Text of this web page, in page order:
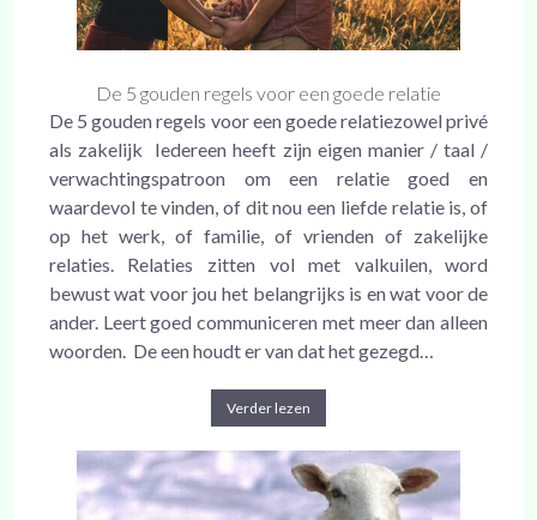
De 5 gouden regels voor een goede relatie
De 5 gouden regels voor een goede relatiezowel privé
als zakelijk Iedereen heeft zijn eigen manier / taal /
verwachtingspatroon om een relatie goed en
waardevol te vinden, of dit nou een liefde relatie is, of
op het werk, of familie, of vrienden of zakelijke
relaties. Relaties zitten vol met valkuilen, word
bewust wat voor jou het belangrijks is en wat voor de
ander. Leert goed communiceren met meer dan alleen
woorden. De een houdt er van dat het gezegd…
Verder lezen